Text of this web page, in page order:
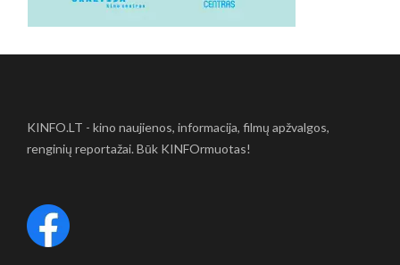
KINFO.LT - kino naujienos, informacija, filmų apžvalgos,
renginių reportažai. Būk KINFOrmuotas!